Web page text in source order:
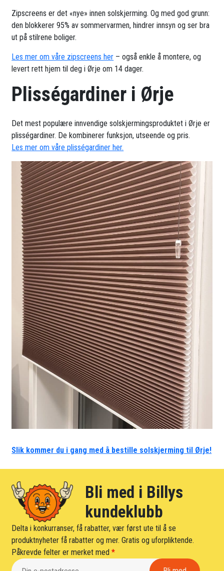
Zipscreens er det «nye» innen solskjerming. Og med god grunn:
den blokkerer 95% av sommervarmen, hindrer innsyn og ser bra
ut på stilrene boliger.
Les mer om våre zipscreens her – også enkle å montere, og
levert rett hjem til deg i Ørje om 14 dager.
Plisségardiner i Ørje
Det mest populære innvendige solskjermingsproduktet i Ørje er
plisségardiner. De kombinerer funksjon, utseende og pris.
Les mer om våre plisségardiner her.
Slik kommer du i gang med å bestille solskjerming til Ørje!
Bli med i Billys
kundeklubb
Delta i konkurranser, få rabatter, vær først ute til å se
produktnyheter få rabatter og mer. Gratis og uforpliktende.
Påkrevde felter er merket med*